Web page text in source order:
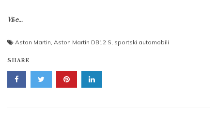
Više...
Aston Martin, Aston Martin DB12 S, sportski automobili
SHARE